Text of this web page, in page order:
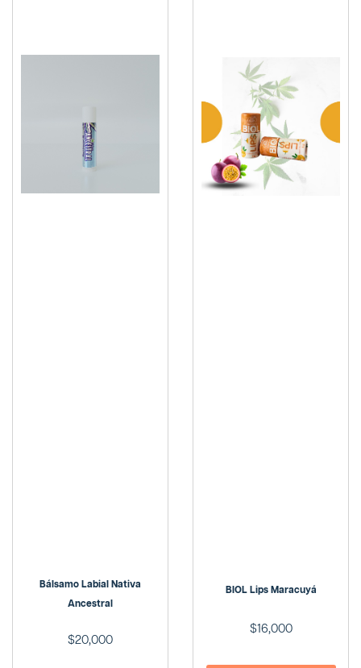
Bálsamo Labial Nativa
Ancestral
$20,000
BIOL Lips Maracuyá
$16,000